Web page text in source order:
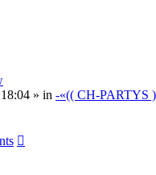
» in -«(( CH-PARTYS